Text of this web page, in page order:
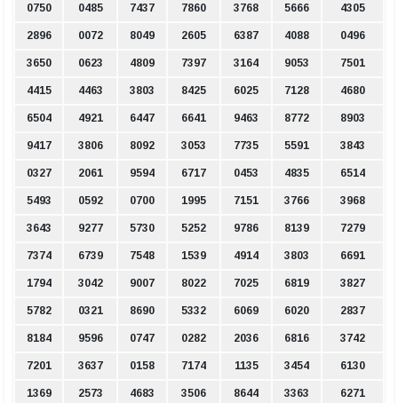
0750 0485 7437 7860 3768 5666 4305
2896 0072 8049 2605 6387 4088 0496
3650 0623 4809 7397 3164 9053 7501
4415 4463 3803 8425 6025 7128 4680
6504 4921 6447 6641 9463 8772 8903
9417 3806 8092 3053 7735 5591 3843
0327 2061 9594 6717 0453 4835 6514
5493 0592 0700 1995 7151 3766 3968
3643 9277 5730 5252 9786 8139 7279
7374 6739 7548 1539 4914 3803 6691
1794 3042 9007 8022 7025 6819 3827
5782 0321 8690 5332 6069 6020 2837
8184 9596 0747 0282 2036 6816 3742
7201 3637 0158 7174 1135 3454 6130
1369 2573 4683 3506 8644 3363 6271